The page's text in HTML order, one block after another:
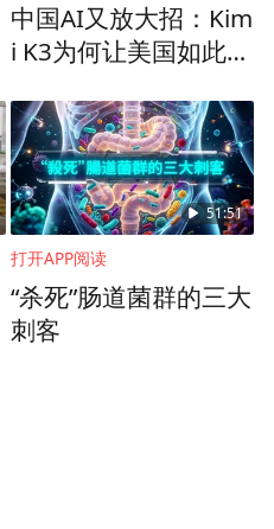
中国AI又放大招：Kim
i K3为何让美国如此紧
51:51
打开APP阅读
“杀死”肠道菌群的三大
刺客